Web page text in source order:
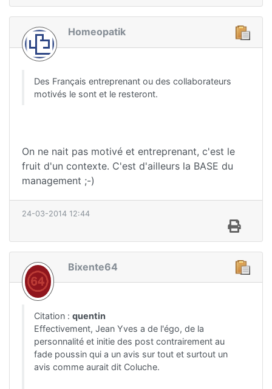
Homeopatik
Des Français entreprenant ou des collaborateurs
motivés le sont et le resteront.
On ne nait pas motivé et entreprenant, c'est le
fruit d'un contexte. C'est d'ailleurs la BASE du
management ;-)
24-03-2014 12:44
Bixente64
Citation : quentin
Effectivement, Jean Yves a de l'égo, de la
personnalité et initie des post contrairement au
fade poussin qui a un avis sur tout et surtout un
avis comme aurait dit Coluche.